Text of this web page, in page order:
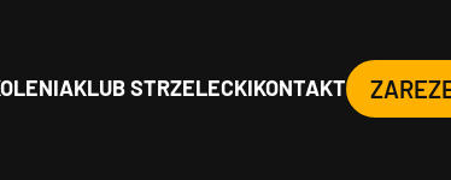
KLUB STRZELECKIKONTAKT